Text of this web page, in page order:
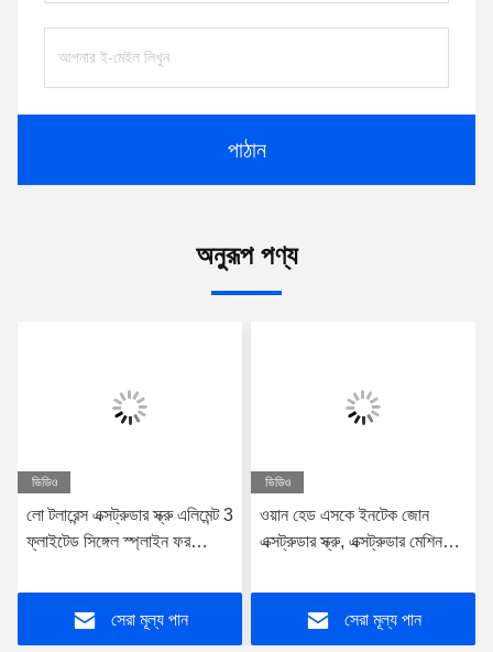
পাঠান
অনুরূপ পণ্য
ভিডিও
লো টলারেন্স এক্সট্রুডার স্ক্রু এলিমেন্ট 3
ফ্লাইটেড সিঙ্গেল স্প্লাইন ফর
এক্সট্রুডার স্ক্রু এলিমেন্ট
সেরা মূল্য পান
ভিডিও
ওয়ান হেড এসকে ইনটেক জোন
এক্সট্রুডার স্ক্রু, এক্সট্রুডার মেশিন
এক্সট্রুডার লেইস্ট্রিটজ সিরিজের জন্য
সেরা মূল্য পান